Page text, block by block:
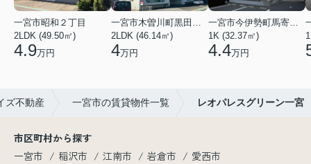
一宮市昭和２丁目
2LDK (49.50㎡)
4.9万円
一宮市木曽川町黒田五ノ通り
2LDK (46.14㎡)
4万円
一宮市今伊勢町馬寄字福塚前
1K (32.37㎡)
4.4万円
ズ不動産 一宮市の賃貸物件一覧 レオパレスグリーン一宮
市区町村から探す
一宮市
稲沢市 江南市 岩倉市
愛西市